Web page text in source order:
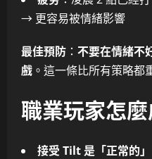
→ 更容易被情緒影響
最佳預防 ： 不要在情緒不
戲 。這一條比所有策略都
職業玩家怎
接受 Tilt 是「正常的」